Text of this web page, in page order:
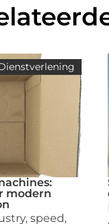
modern
speed,